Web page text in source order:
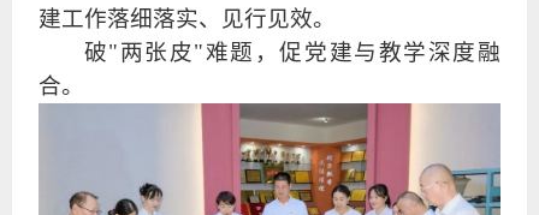
建工作落细落实、见行见效。
破"两张皮"难题，促党建与教学深度融
合。